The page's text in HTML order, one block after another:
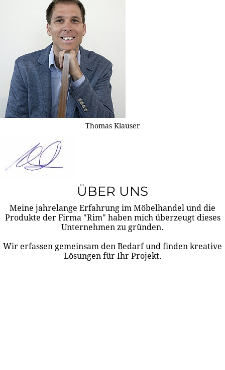
Thomas Klauser
ÜBER UNS
Meine jahrelange Erfahrung im Möbelhandel und die
Produkte der Firma "Rim" haben mich überzeugt dieses
Unternehmen zu gründen.
Wir erfassen gemeinsam den Bedarf und finden kreative
Lösungen für Ihr Projekt.